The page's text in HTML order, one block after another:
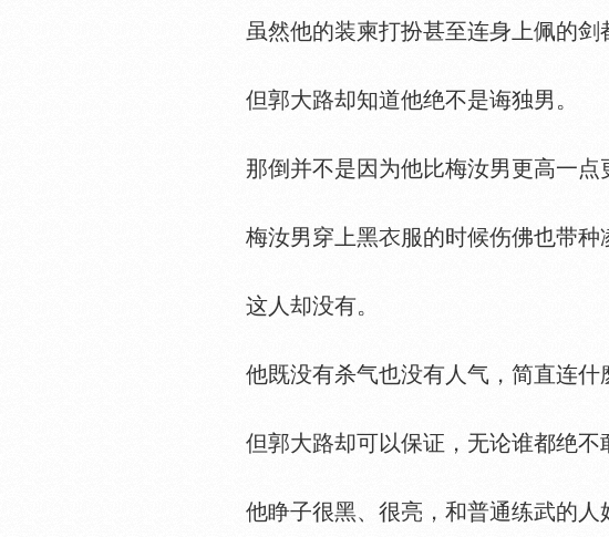
虽然他的装柬打扮甚至连身上佩的剑
但郭大路却知道他绝不是诲独男。
那倒并不是因为他比梅汝男更高一点
梅汝男穿上黑 服的时候伤佛也带种
这人却没有。
他既没有杀气也没有人气，简直连什
但郭大路却可以保证，无论谁都绝不
他睁子很黑、很亮，和普通练武的人